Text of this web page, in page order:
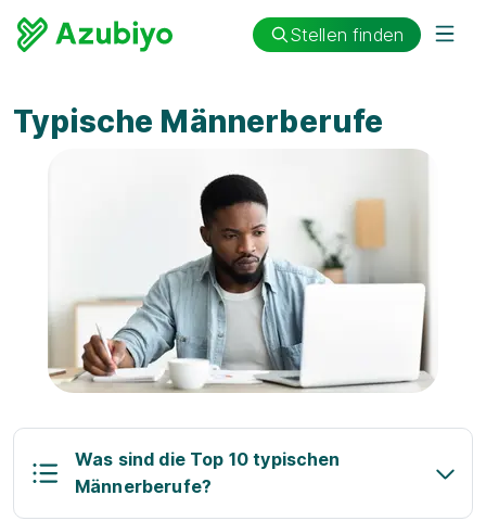
Stellen finden
Typische Männerberufe
Was sind die Top 10 typischen
Männerberufe?